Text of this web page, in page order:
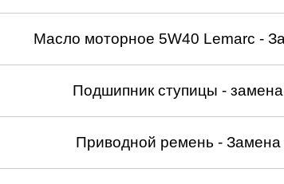
Масло моторное 5W40 Lemarc -
Подшипник ступицы - замена
Приводной ремень - Замена